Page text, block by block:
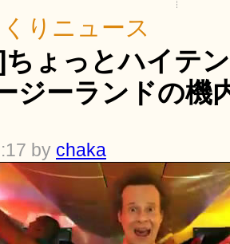
りニュース
ょっとハイテ
ジーランドの機
by chaka